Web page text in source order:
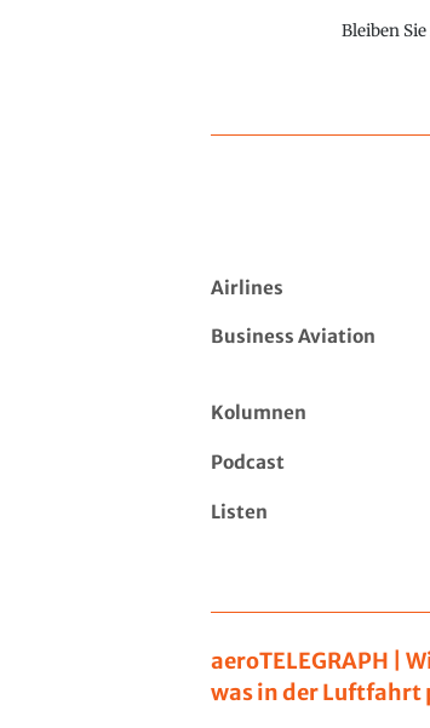
Bleiben
Airlines
Business Aviation
Kolumnen
Podcast
Listen
aeroTELEGRAPH |
was in der Luftfahrt